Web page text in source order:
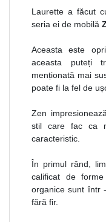
Laurette a făcut
seria ei de mobilă
Aceasta este
aceasta puteți
menționată mai
poate fi la fel de
Zen
stil care fac ca
caracteristic.
În primul rând,
calificat de
organice sunt într
fără fir.